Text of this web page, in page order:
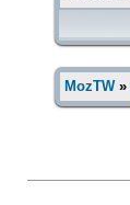
MozTW»